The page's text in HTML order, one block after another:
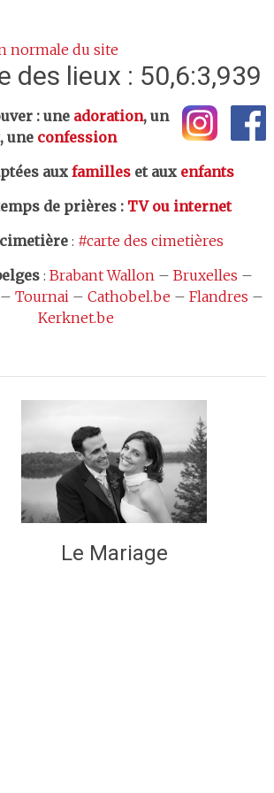
normale du site
des lieux : 50,6:3,939
: une adoration, un
, une confession
aux familleset aux enfants
de prières: TV ou internet
: #carte des cimetières
: Brabant Wallon– Bruxelles –
Tournai– Cathobel.be – Flandres –
Kerknet.be
Le Mariage